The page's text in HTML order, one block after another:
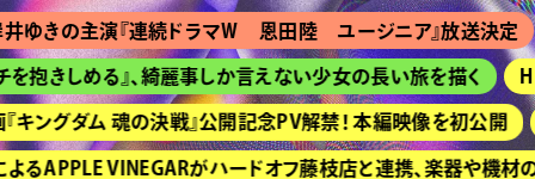
きの主演『連続ドラマＷ 恩田陸 ユージニア』放送決定
きしめる』、綺麗事しか言えない少女の長い旅を描く
グダム 魂の決戦』公開記念PV解禁！ 本編映像を初公開
APPLE VINEGARがハードオフ藤枝店と連携、楽器や機材の